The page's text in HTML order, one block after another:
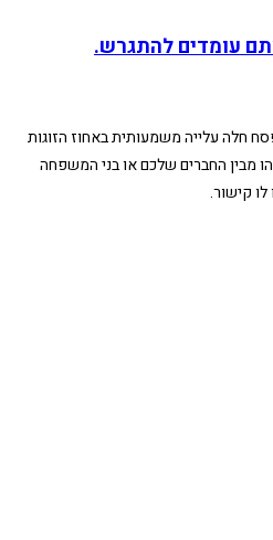
עומדים להתגרש.
חלה עלייה משמעותית באחוז הזוגות
מבין החברים שלכם או בני המשפחה
קישור.